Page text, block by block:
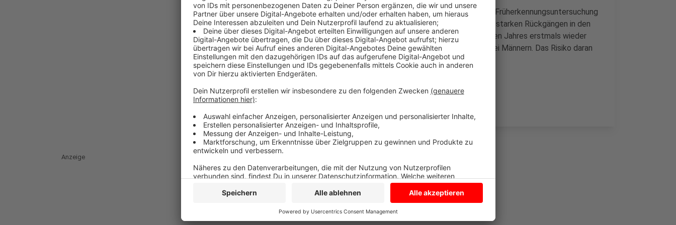
Vor allem ist der Anteil der Männer wieder bei der Prostatakrebs-Früherkennungsuntersuchung
gestiegen. Das hat die Krankenkasse AOK aktuell ermittelt. Nach starken Rückgängen in den
Corona-Jahren, gab es in den ersten drei Monaten des vergangenen Jahres erstmals wieder
einen Anstieg. Prostatakrebs ist die häufigste Krebserkrankung bei Männern. Das Risiko daran
zu erkranken steigt mit dem Alter.
Anzeige